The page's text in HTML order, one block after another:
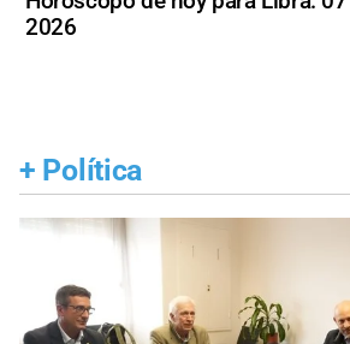
2026
+ Política